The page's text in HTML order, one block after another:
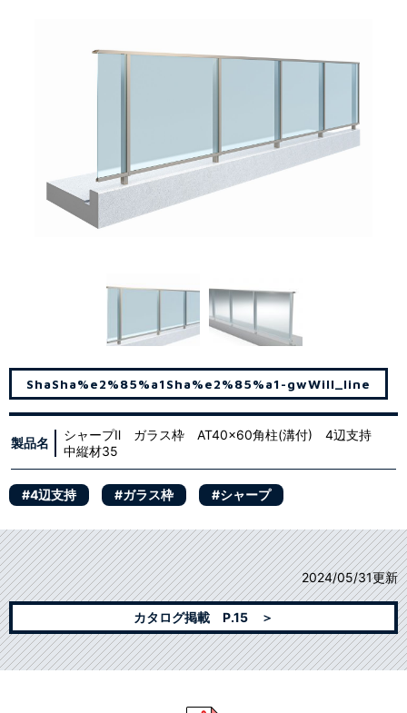
ShaSha%e2%85%a1 Sha%e2%85%a1-gwWill_line
製品名
シャープⅡ ガラス枠 AT40x60角柱(溝付) 4辺支持
中縦材35
#4辺支持 #ガラス枠 #シャープ
2024/05/31更新
カタログ掲載 P.15 ＞